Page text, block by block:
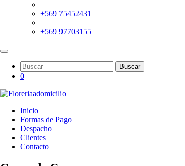
+569 75452431
+569 97703155
Buscar
0
Inicio
Formas de Pago
Despacho
Clientes
Contacto